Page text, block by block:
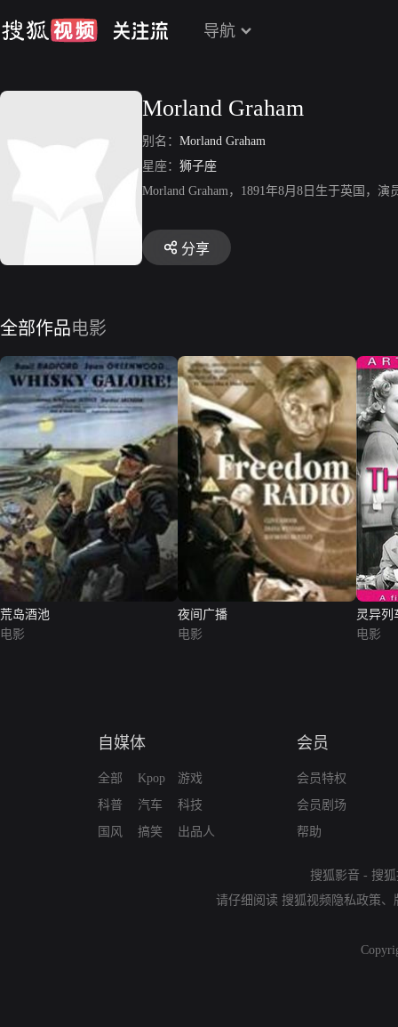
导航
Morland Graham
别名： Morland Graham
星座： 狮子座
Morland Graham，1891年8月8日生于英国，
分享
全部作品电影
荒岛酒池
电影
夜间广播
电影
灵异列
电影
自媒体
全部
科普
国风
Kpop
汽车
搞笑
游戏
科技
出品人
会员
会员特权
会员剧场
帮助
搜狐影音 - 搜
请仔细阅读 搜狐视频隐私政策、